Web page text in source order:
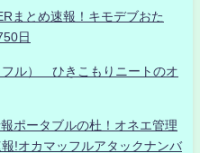
まとめ速報！キモデブおた
日
フル） ひきこもりニートのオ
ポータブルの杜！オネエ管理
!オカマッフルアタックナンバ